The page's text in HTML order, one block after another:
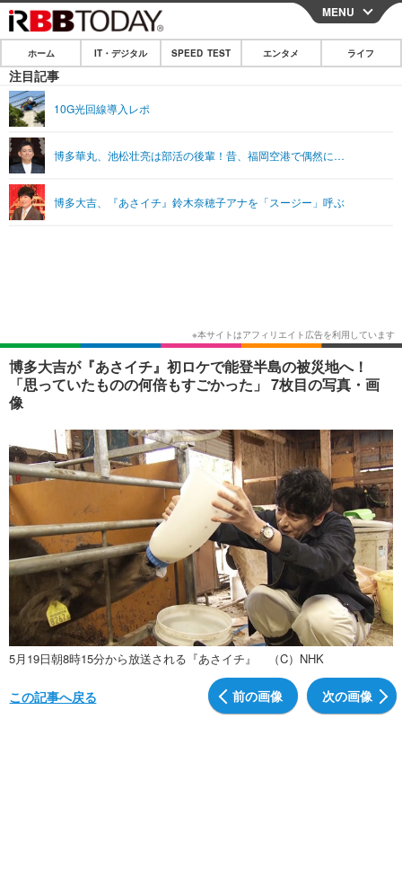
CLOSE
ホーム
IT・デジタル
ショッピング その他
SPEED TEST
エンタメ
エンタメTOP 映画・ドラマ
ショッピング その他
ライフ
MENU
ホーム IT・デジタル SPEED TEST エンタメ ライフ
注目記事
10G光回線導入レポ
博多華丸、池松壮亮は部活の後輩！昔、福岡空港で偶然に…
博多大吉、『あさイチ』鈴木奈穂子アナを「スージー」呼ぶ
博多大吉が『あさイチ』初ロケで能登半島の被災地へ！
「思っていたものの何倍もすごかった」 7枚目の写真・画
像
5月19日朝8時15分から放送される『あさイチ』 （C）NHK
前の画像 次の画像
この記事へ戻る